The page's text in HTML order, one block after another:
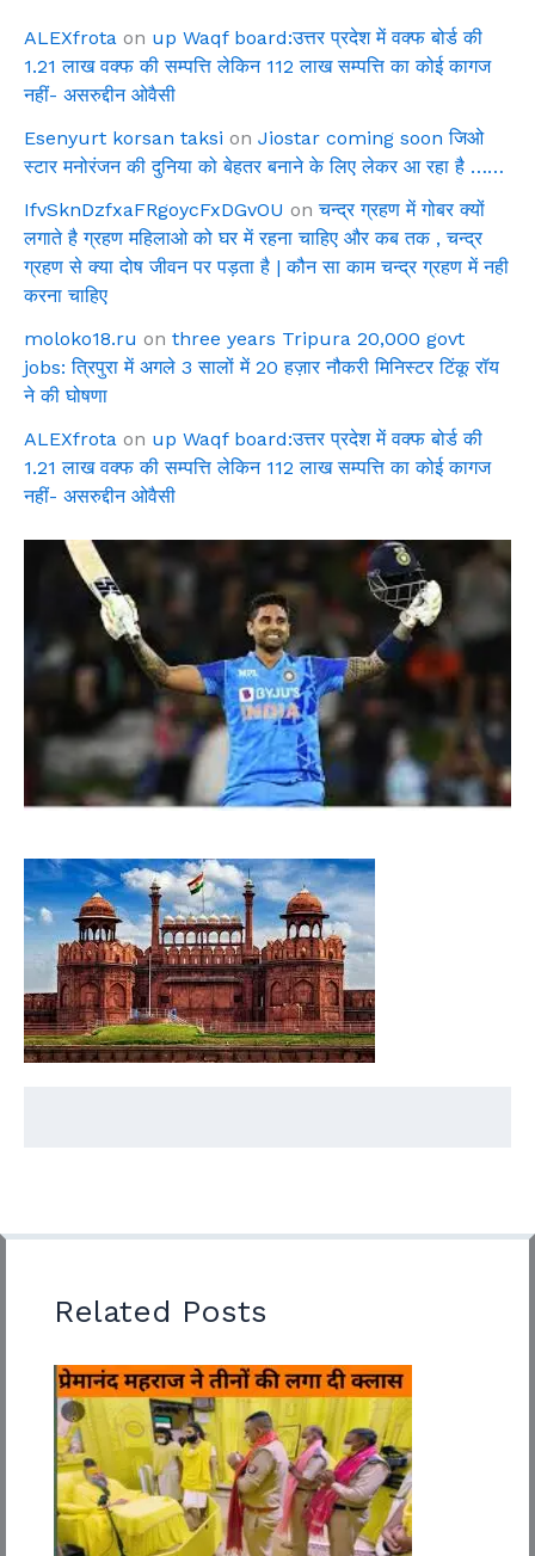
ALEXfrota on up Waqf board:उत्तर प्रदेश में वक्फ बोर्ड की
1.21 लाख वक्फ की सम्पत्ति लेकिन 112 लाख सम्पत्ति का कोई कागज
नहीं- असरुद्दीन ओवैसी
Esenyurt korsan taksi on Jiostar coming soon जिओ
स्टार मनोरंजन की दुनिया को बेहतर बनाने के लिए लेकर आ रहा है ……
IfvSknDzfxaFRgoycFxDGvOU onचन्द्र ग्रहण में गोबर क्यों
लगाते है ग्रहण महिलाओ को घर में रहना चाहिए और कब तक , चन्द्र
ग्रहण से क्या दोष जीवन पर पड़ता है | कौन सा काम चन्द्र ग्रहण में नही
करना चाहिए
moloko18.ru on three years Tripura 20,000 govt
jobs: त्रिपुरा में अगले 3 सालों में 20 हज़ार नौकरी मिनिस्टर टिंकू रॉय
ने की घोषणा
ALEXfrota on up Waqf board:उत्तर प्रदेश में वक्फ बोर्ड की
1.21 लाख वक्फ की सम्पत्ति लेकिन 112 लाख सम्पत्ति का कोई कागज
नहीं- असरुद्दीन ओवैसी
Related Posts